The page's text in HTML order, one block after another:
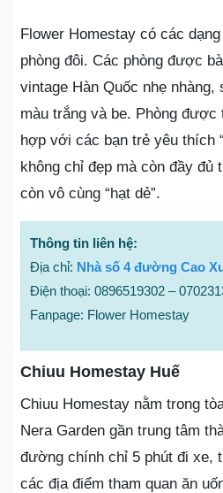
Flower Homestay có các
phòng đôi. Các phòng được
vintage Hàn Quốc nhẹ nhàng,
màu trắng và be. Phòng
hợp với các bạn trẻ yêu thích
không chỉ đẹp mà còn đầy đủ
còn vô cùng “hạt dẻ”.
Thông tin liên hệ:
Địa chỉ: Nhà số 4 đường Cao
Điện thoại: 0896519302 –
Fanpage: Flower Homestay
Chiuu Homestay Huế
Chiuu Homestay nằm trong
Nera Garden gần trung tâm
đường chính chỉ 5 phút đi xe,
các địa điểm tham quan ăn